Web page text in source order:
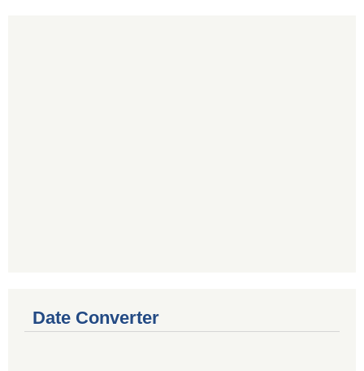
Date Converter